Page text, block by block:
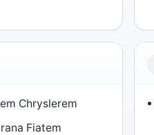
Chryslerem
Fiatem